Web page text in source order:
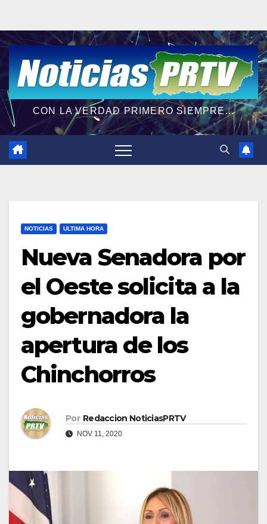
CON LA VERDAD PRIMERO SIEMPRE...
NOTICIAS ULTIMA HORA
Nueva Senadora por
el Oeste solicita a la
gobernadora la
apertura de los
Chinchorros
Por Redaccion NoticiasPRTV
NOV 11, 2020